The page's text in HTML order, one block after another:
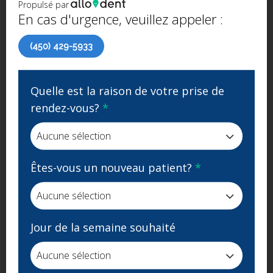
Propulsé par
En cas d'urgence, veuillez appeler :
(450) 429-5933
Quelle est la raison de votre prise de
rendez-vous? *
Êtes-vous un nouveau patient? *
Jour de la semaine souhaité
services de chirurgie buccale, tels que des
extractions des dents de sagesse, des greffes
osseuses, et des frénectomies.
une aire de jeux pour les enfants, et bien plus
encore, nous mettons tout en œuvre dans notre
clinique pour répondre à vos attentes.
PRENDRE RENDEZ-VOUS